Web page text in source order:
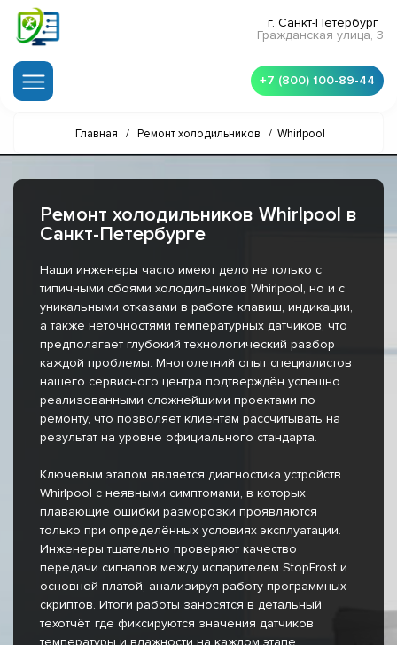
г. Санкт-Петербург
Гражданская улица, 3
+7 (800) 100-89-44
Главная / Ремонт холодильников / Whirlpool
Ремонт холодильников Whirlpool в
Санкт-Петербурге
Наши инженеры часто имеют дело не только с
типичными сбоями холодильников Whirlpool, но и с
уникальными отказами в работе клавиш, индикации,
а также неточностями температурных датчиков, что
предполагает глубокий технологический разбор
каждой проблемы. Многолетний опыт специалистов
нашего сервисного центра подтверждён успешно
реализованными сложнейшими проектами по
ремонту, что позволяет клиентам рассчитывать на
результат на уровне официального стандарта.
Ключевым этапом является диагностика устройств
Whirlpool с неявными симптомами, в которых
плавающие ошибки разморозки проявляются
только при определённых условиях эксплуатации.
Инженеры тщательно проверяют качество
передачи сигналов между испарителем StopFrost и
основной платой, анализируя работу программных
скриптов. Итоги работы заносятся в детальный
техотчёт, где фиксируются значения датчиков